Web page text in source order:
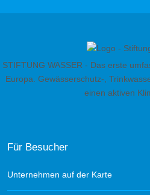
STIFTUNG WASSER - Das erste
Europa. Gewässerschutz-,
einen aktiven
Für Besucher
Unternehmen auf der Karte